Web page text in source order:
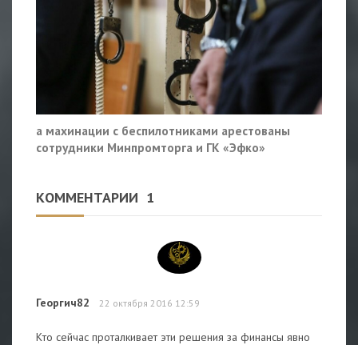
а махинации с беспилотниками арестованы
сотрудники Минпромторга и ГК «Эфко»
КОММЕНТАРИИ 1
Георгич82 22 октября 2016 12:59
Кто сейчас проталкивает эти решения за финансы явно